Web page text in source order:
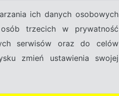
ich danych osobowych
trzecich w prywatność
serwisów oraz do celów
zmień ustawienia swojej